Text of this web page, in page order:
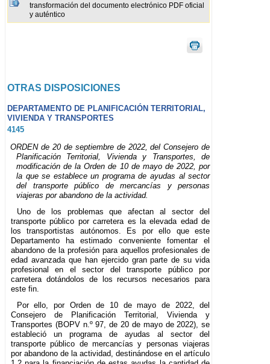
transformación del documento electrónico PDF oficial
y auténtico
OTRAS DISPOSICIONES
DEPARTAMENTO DE PLANIFICACIÓN TERRITORIAL,
VIVIENDA Y TRANSPORTES
4145
ORDEN de 20 de septiembre de 2022, del Consejero de
Planificación Territorial, Vivienda y Transportes, de
modificación de la Orden de 10 de mayo de 2022, por
la que se establece un programa de ayudas al sector
del transporte público de mercancías y personas
viajeras por abandono de la actividad.
Uno de los problemas que afectan al sector del
transporte público por carretera es la elevada edad de
los transportistas autónomos. Es por ello que este
Departamento ha estimado conveniente fomentar el
abandono de la profesión para aquellos profesionales de
edad avanzada que han ejercido gran parte de su vida
profesional en el sector del transporte público por
carretera dotándolos de los recursos necesarios para
este fin.
Por ello, por Orden de 10 de mayo de 2022, del
Consejero de Planificación Territorial, Vivienda y
Transportes (BOPV n.º 97, de 20 de mayo de 2022), se
estableció un programa de ayudas al sector del
transporte público de mercancías y personas viajeras
por abandono de la actividad, destinándose en el artículo